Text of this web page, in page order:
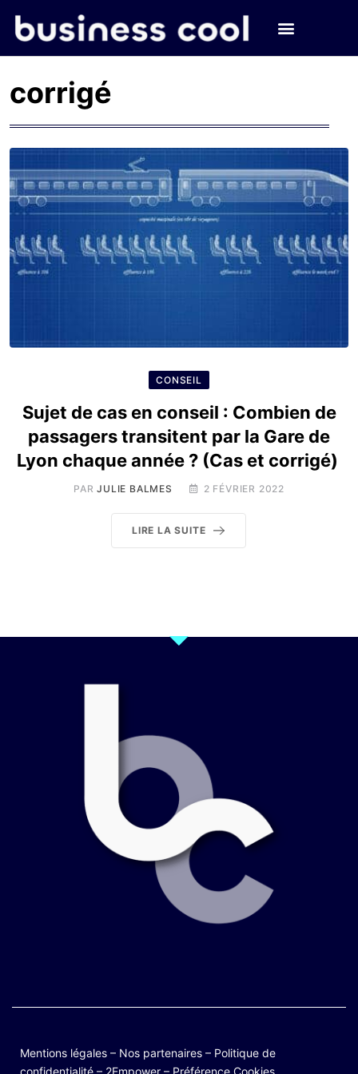
corrigé
CONSEIL
Sujet de cas en conseil : Combien de
passagers transitent par la Gare de
Lyon chaque année ? (Cas et corrigé)
PARJULIE BALMES 2 FÉVRIER 2022
LIRE LA SUITE
Mentions légales – Nos partenaires – Politique de
confidentialité – 2Empower – Préférence Cookies